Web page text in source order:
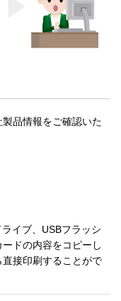
品情報をご確認いた
イブ、USBフラッシ
ドの内容をコピーし
接印刷することがで